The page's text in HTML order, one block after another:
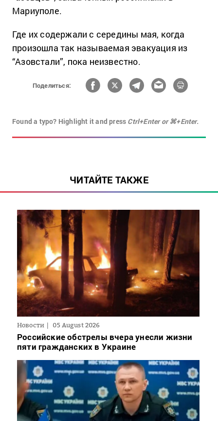
Мариуполе.
Где их содержали с середины мая, когда
произошла так называемая эвакуация из
“Азовстали”, пока неизвестно.
Поделиться:
Found a typo? Highlight it and press Ctrl+Enter or ⌘+Enter.
ЧИТАЙТЕ ТАКЖЕ
Новости 05 August 2026
Российские обстрелы вчера унесли жизни
пяти гражданских в Украине